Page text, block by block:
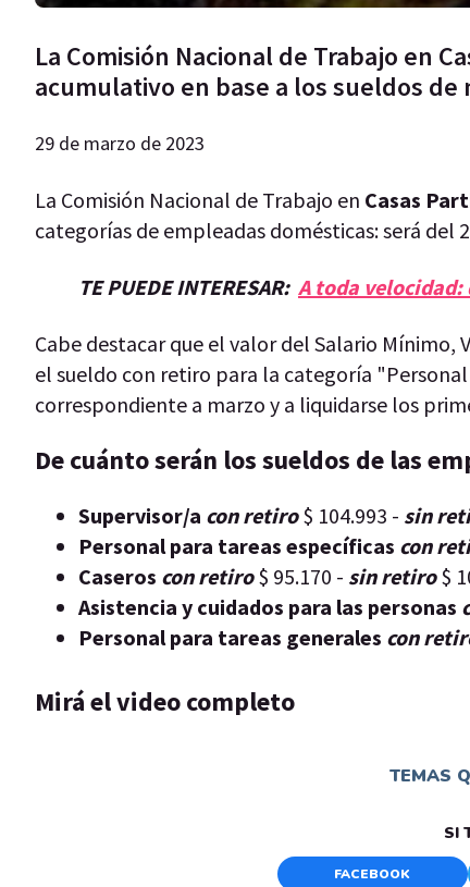
La Comisión Nacional de Trabajo en
acumulativo en base a los sueldos
29 de marzo de 2023
La Comisión Nacional de Trabajo en Casas
categorías de empleadas domésticas: será del
TE PUEDE INTERESAR: A toda velocidad:
Cabe destacar que el valor del Salario Mínimo,
el sueldo con retiro para la categoría
correspondiente a marzo y a liquidarse los
De cuánto serán los sueldos de las
Supervisor/a con retiro$ 104.993 - sin
Personal para tareas específicas con
Caseros con retiro$ 95.170 - sin retiro$
Asistencia y cuidados para las personas
Personal para tareas generales con
Mirá el video completo
TEMAS
SI
FACEBOOK